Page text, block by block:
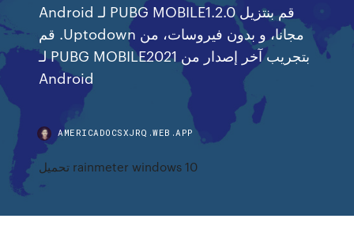
‫قم بنتزيل PUBG MOBILE1.2.0 لـ Android
مجانا، و بدون فيروسات، من Uptodown. قم
بتجريب آخر إصدار من PUBG MOBILE2021 لـ
Android
AMERICADOCSXJRQ.WEB.APP
تحميل rainmeter windows 10